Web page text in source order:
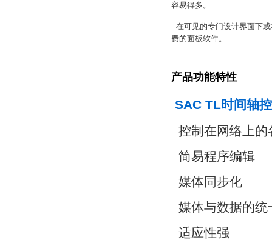
容易得多。
在可见的专门设计界面下
费的面板软件。
产品功能特性
SAC TL时间轴
控制在网络上
简易程序编辑
媒体同步化
媒体与数据的统
适应性强